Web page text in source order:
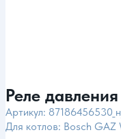
Реле
Артикул:
Для котлов: Bosch